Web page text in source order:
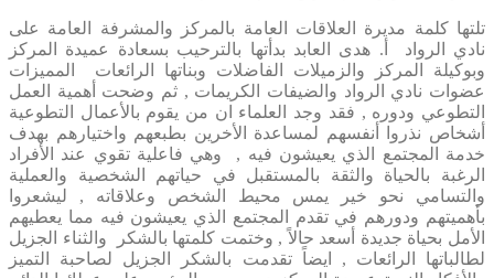
تلتها كلمة مديرة العلاقات العامة بالمركز والمشرفة العامة على
نادي الرواد أ. هدى العابد بدأتها بالترحيب بسعادة عميدة المركز
وبوكيلة المركز والزميلات الفاضلات وبناتها الرائعات المميزات
عضوات نادي الرواد والضيفات الكريمات , ثم وضحت أهمية العمل
التطوعي ودوره , فقد وجد العلماء ان من يقوم بالأعمال التطوعية
أشخاص نذروا أنفسهم لمساعدة الأخرين بطبعهم واختيارهم بهدف
خدمة المجتمع الذي يعيشون فيه , وهي فاعلية تقوي عند الأفراد
الرغبة بالحياة والثقة بالمستقبل في حياتهم الشخصية والعملية
والتسامي نحو خير يمس محيط الشخص وعلاقاته , ليشعروا
بأهميتهم ودورهم في تقدم المجتمع الذي يعيشون فيه مما يعطيهم
الأمل بحياة جديدة أسعد حالاً , وختمت كلمتها بالشكر والثناء الجزيل
لطالباتها الرائعات , ايضاً تقدمت بالشكر الجزيل لصاحبة التميز